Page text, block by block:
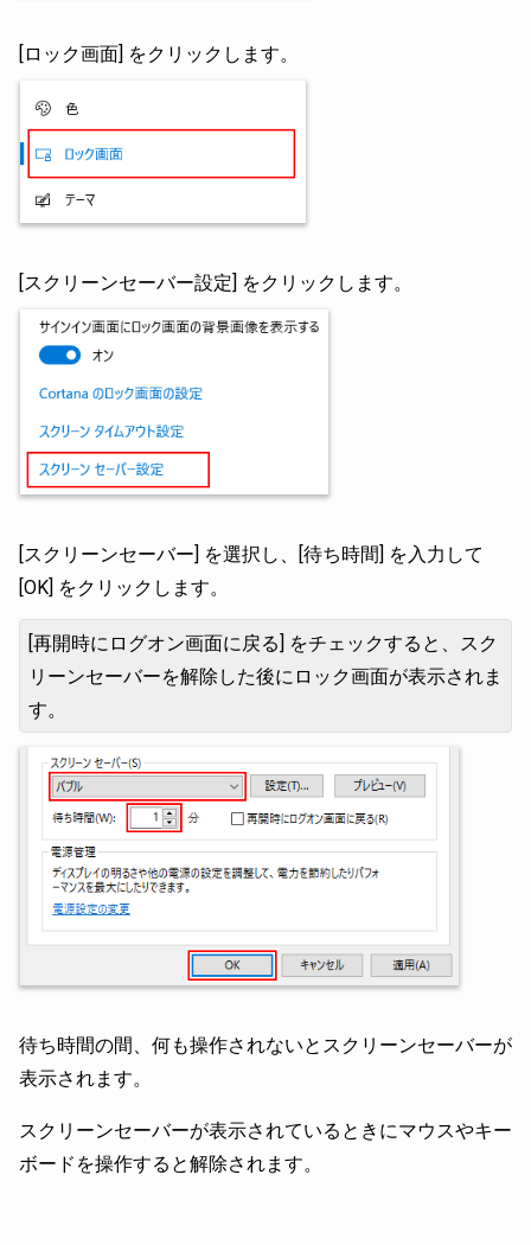
[ロック画面] をクリックします。
[スクリーンセーバー設定] をクリックします。
[スクリーンセーバー] を選択し、[待ち時間] を入力して
[OK] をクリックします。
[再開時にログオン画面に戻る] をチェックすると、スク
リーンセーバーを解除した後にロック画面が表示されま
す。
待ち時間の間、何も操作されないとスクリーンセーバーが
表示されます。
スクリーンセーバーが表示されているときにマウスやキー
ボードを操作すると解除されます。